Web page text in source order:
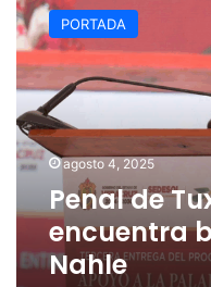
de
Tuxpan
ya
encuentra
bajo
contro:
Rocío
Nahle
PORTADA
agosto 4, 2025
Penal de
encuentra
Nahle